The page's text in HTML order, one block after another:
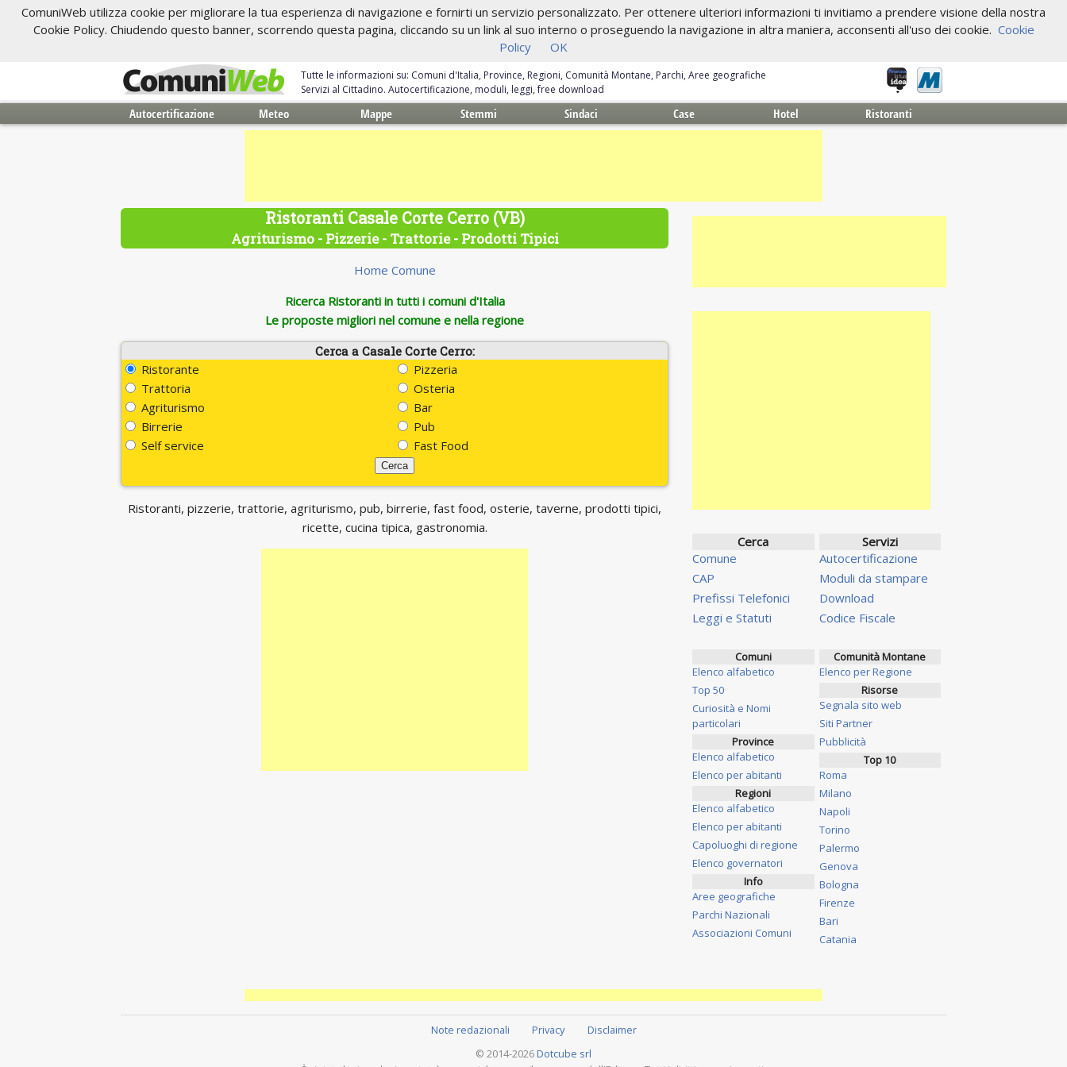
ComuniWeb utilizza cookie per migliorare la tua esperienza di navigazione e fornirti un servizio personalizzato. Per ottenere ulteriori informazioni ti invitiamo a prendere visione della nostra
Cookie Policy. Chiudendo questo banner, scorrendo questa pagina, cliccando su un link al suo interno o proseguendo la navigazione in altra maniera, acconsenti all'uso dei cookie. Cookie
Policy
OK
Tutte le informazioni su: Comuni d'Italia, Province, Regioni, Comunità Montane, Parchi, Aree geografiche
Servizi al Cittadino. Autocertificazione, moduli, leggi, free download
Autocertificazione Meteo Mappe Stemmi Sindaci Case Hotel Ristoranti
Ristoranti Casale Corte Cerro (VB)
Agriturismo - Pizzerie - Trattorie - Prodotti Tipici
Home Comune
Ricerca Ristoranti in tutti i comuni d'Italia
Le proposte migliori nel comune e nella regione
Cerca a Casale Corte Cerro:
Ristorante
Pizzeria
Trattoria
Osteria
Agriturismo
Bar
Birrerie
Pub
Self service
Fast Food
Ristoranti, pizzerie, trattorie, agriturismo, pub, birrerie, fast food, osterie, taverne, prodotti tipici,
ricette, cucina tipica, gastronomia.
Cerca
Comune
CAP
Prefissi Telefonici
Leggi e Statuti
Servizi
Autocertificazione
Moduli da stampare
Download
Codice Fiscale
Comuni
Elenco alfabetico
Top 50
Curiosità e Nomi
particolari
Province
Elenco alfabetico
Elenco per abitanti
Regioni
Elenco alfabetico
Elenco per abitanti
Capoluoghi di regione
Elenco governatori
Info
Aree geografiche
Parchi Nazionali
Associazioni Comuni
Comunità Montane
Elenco per Regione
Risorse
Segnala sito web
Siti Partner
Pubblicità
Top 10
Roma
Milano
Napoli
Torino
Palermo
Genova
Bologna
Firenze
Bari
Catania
Note redazionali Privacy
Disclaimer
© 2014-2026 Dotcube srl